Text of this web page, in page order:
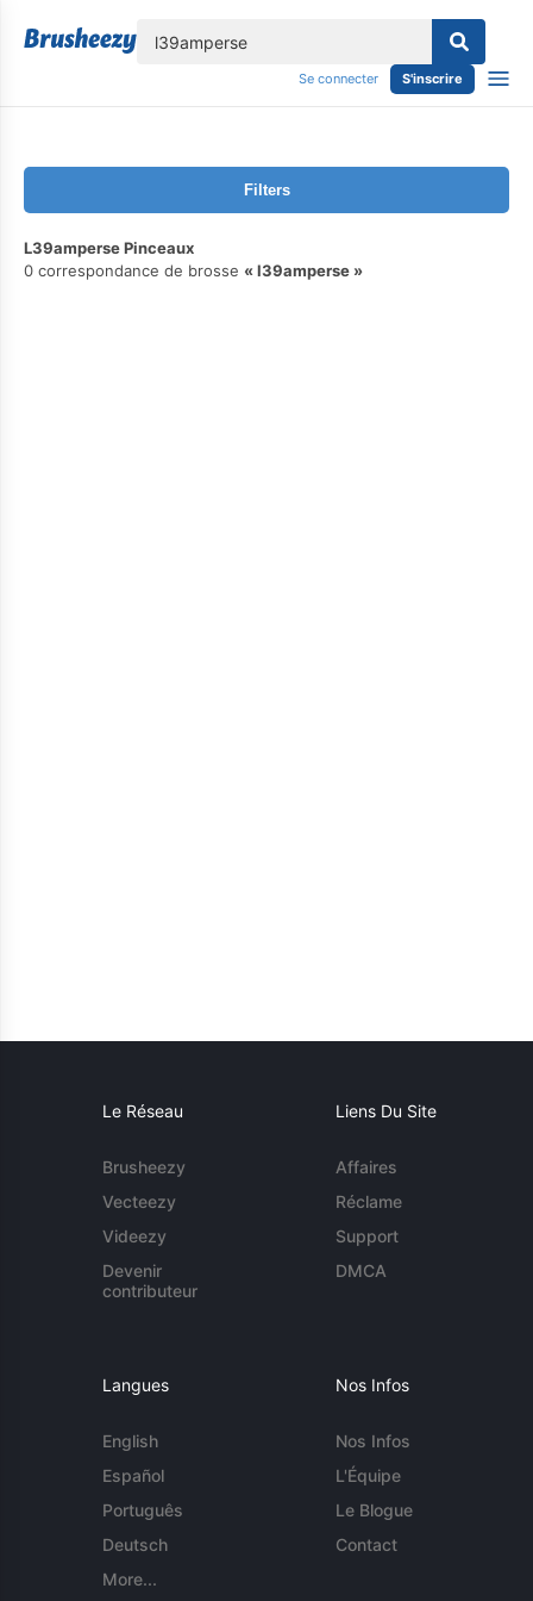
Se connecter S'inscrire
Filters
L39amperse Pinceaux
0 correspondance de brosse
l39amperse
Le Réseau
Brusheezy
Vecteezy
Videezy
Devenir
contributeur
Liens Du Site
Affaires
Réclame
Support
DMCA
Langues
English
Español
Português
Deutsch
More...
Nos Infos
Nos Infos
L'Équipe
Le Blogue
Contact